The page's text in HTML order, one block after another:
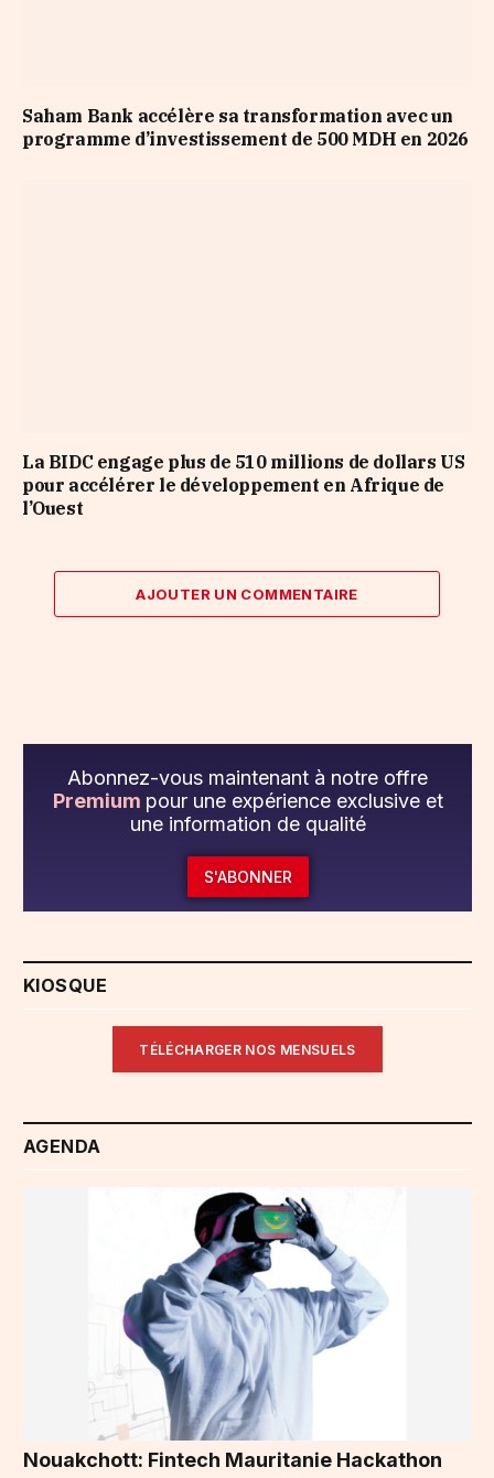
Saham Bank accélère sa transformation avec un
programme d’investissement de 500 MDH en 2026
La BIDC engage plus de 510 millions de dollars US
pour accélérer le développement en Afrique de
l’Ouest
AJOUTER UN COMMENTAIRE
Abonnez-vous maintenant à notre offre
Premium pour une expérience exclusive et
une information de qualité
S'ABONNER
KIOSQUE
TÉLÉCHARGER NOS MENSUELS
AGENDA
Nouakchott: Fintech Mauritanie Hackathon